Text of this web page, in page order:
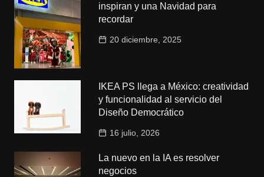
inspiran y una Navidad para
recordar
20 diciembre, 2025
IKEA PS llega a México: creatividad
y funcionalidad al servicio del
Diseño Democrático
16 julio, 2026
La nuevo en la IA es resolver
negocios